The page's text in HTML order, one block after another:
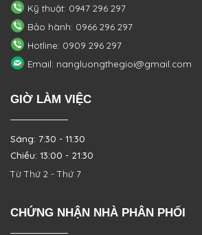
Kỹ thuật: 0947 296 297
Bảo hành: 0966 296 297
Hotline: 0909 296 297
Email: nangluongthegioi@gmail.com
GIỜ LÀM VIỆC
Sáng: 7:30 - 11:30
Chiều: 13:00 - 21:30
Từ Thứ 2 - Thứ 7
CHỨNG NHẬN NHÀ PHÂN PHỐI